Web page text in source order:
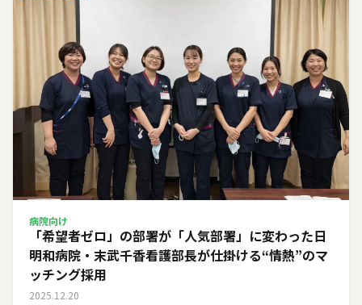
病院向け
「希望者ゼロ」の部署が「人気部署」に変わった日――
明和病院・末武千香看護部長が仕掛ける“情熱”のマ
ッチング採用
2025.12.20